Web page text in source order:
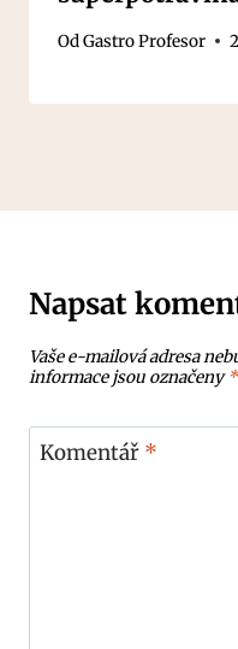
OdGastro Profesor
Napsat
Vaše e-mailová adresa
informace jsou označeny*
Komentář *